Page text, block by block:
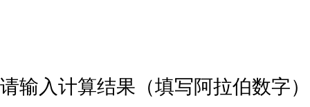
请输入计算结果（填写阿拉伯数字